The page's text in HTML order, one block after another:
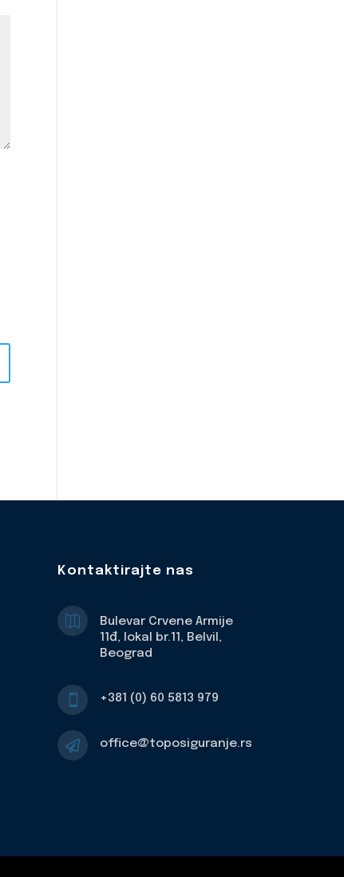
Kontaktirajte nas
Bulevar Crvene Armije
11đ, lokal br.11, Belvil,
Beograd
+381 (0) 60 5813 979
 office@toposiguranje.rs